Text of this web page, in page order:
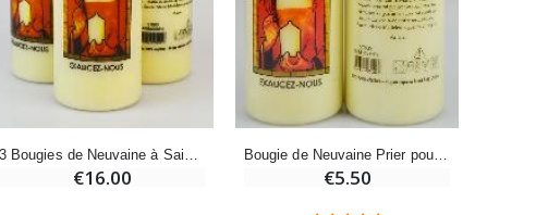
€4.90
€16.00
Bougie de Neuvaine Prier pour une Conversion - Sainte Marie-Madeleine
€5.50